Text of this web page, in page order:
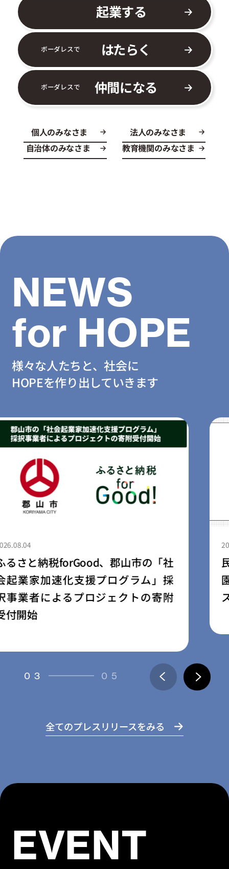
起業する
ボーダレスで はたらく
ボーダレスで 仲間になる
個人のみなさま
法人のみなさま
自治体のみなさま
教育機関のみなさま
NEWS
for HOPE
様々な人たちと、社会に
HOPEを作り出していきます
2026.08.03
民間学童「小さな森の学童」、保育
園・幼稚園向け学童開設支援サービ
ス「放課後の森」を提供開始
03 05
全てのプレスリリースをみる
EVENT